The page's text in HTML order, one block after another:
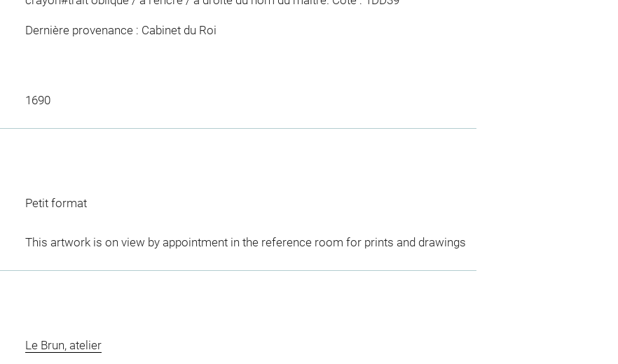
Dernière provenance : Cabinet du Roi
1690
Petit format
This artwork is on view by appointment in the reference room for prints and drawings
Le Brun, atelier